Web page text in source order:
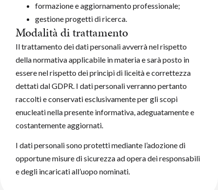
formazione e aggiornamento professionale;
gestione progetti di ricerca.
Modalità di trattamento
Il trattamento dei dati personali avverrà nel rispetto
della normativa applicabile in materia e sarà posto in
essere nel rispetto dei principi di liceità e correttezza
dettati dal GDPR. I dati personali verranno pertanto
raccolti e conservati esclusivamente per gli scopi
enucleati nella presente informativa, adeguatamente e
costantemente aggiornati.
I dati personali sono protetti mediante l’adozione di
opportune misure di sicurezza ad opera dei responsabili
e degli incaricati all’uopo nominati.